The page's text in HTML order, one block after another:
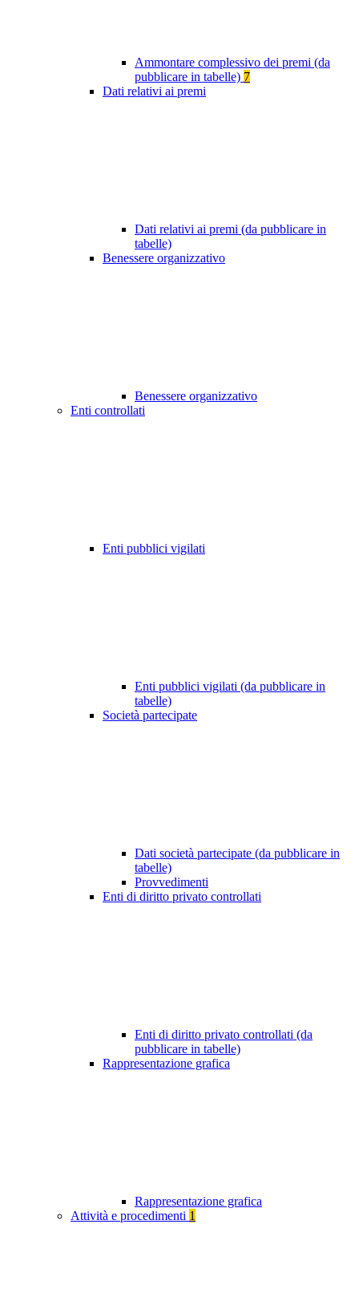
Ammontare complessivo dei premi (da
pubblicare in tabelle) 7
Dati relativi ai premi
Dati relativi ai premi (da pubblicare in
tabelle)
Benessere organizzativo
Benessere organizzativo
Enti controllati
Enti pubblici vigilati
Enti pubblici vigilati (da pubblicare in
tabelle)
Società partecipate
Dati società partecipate (da pubblicare in
tabelle)
Provvedimenti
Enti di diritto privato controllati
Enti di diritto privato controllati (da
pubblicare in tabelle)
Rappresentazione grafica
Rappresentazione grafica
Attività e procedimenti 1